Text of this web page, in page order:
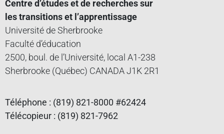
Centre d’études et de recherches sur
les transitions et l’apprentissage
Université de Sherbrooke
Faculté d’éducation
2500, boul. de l’Université, local A1-238
Sherbrooke (Québec) CANADA J1K 2R1
Téléphone : (819) 821-8000 #62424
Télécopieur : (819) 821-7962